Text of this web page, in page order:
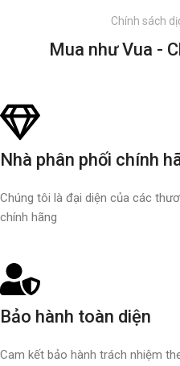
Chính sách
Mua như Vua -
Nhà phân phối chính
Chúng tôi là đại diện của các
chính hãng
Bảo hành toàn diện
Cam kết bảo hành trách nhiệm